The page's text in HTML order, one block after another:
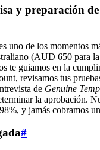
y preparación
uno de los momentos
(AUD 650 para
te guiamos en la
revisamos tus
de Genuine
la aprobación.
y jamás cobramos
#